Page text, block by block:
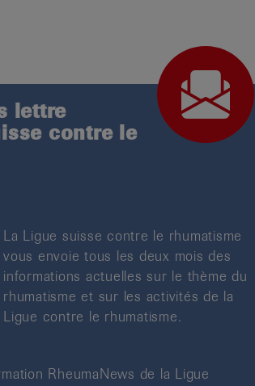
lettre
contre le
La Ligue suisse contre le rhumatisme
vous envoie tous les deux mois des
informations actuelles sur le thème du
rhumatisme et sur les activités de la
Ligue contre le rhumatisme.
RheumaNews de la Ligue